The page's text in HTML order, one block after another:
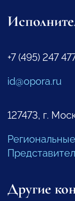
+7 (495) 247
id@opora.ru
127473, г.
Другие